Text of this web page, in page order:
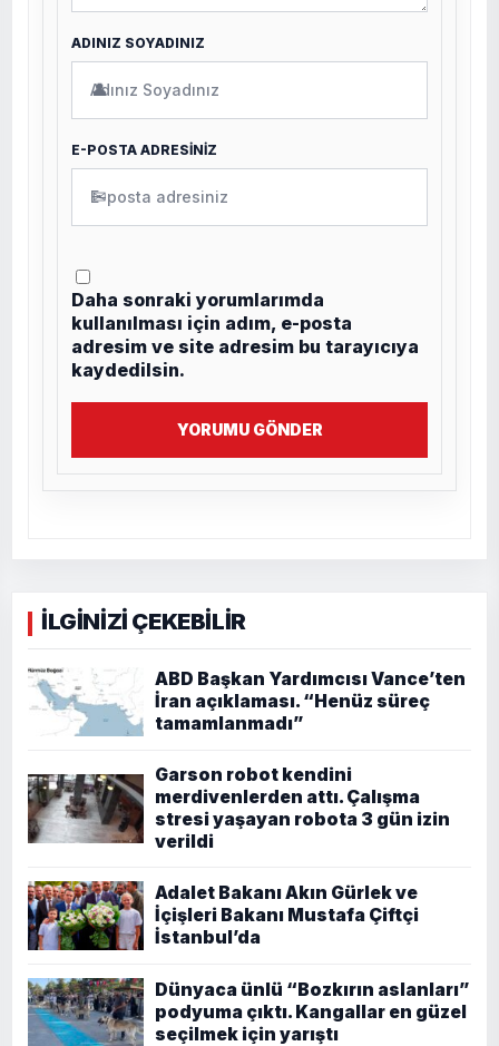
ADINIZ SOYADINIZ
👤
E-POSTA ADRESİNİZ
✉
Daha sonraki yorumlarımda
kullanılması için adım, e-posta
adresim ve site adresim bu tarayıcıya
kaydedilsin.
YORUMU GÖNDER
İLGİNİZİ ÇEKEBİLİR
ABD Başkan Yardımcısı Vance’ten
İran açıklaması. “Henüz süreç
tamamlanmadı”
Garson robot kendini
merdivenlerden attı. Çalışma
stresi yaşayan robota 3 gün izin
verildi
Adalet Bakanı Akın Gürlek ve
İçişleri Bakanı Mustafa Çiftçi
İstanbul’da
Dünyaca ünlü “Bozkırın aslanları”
podyuma çıktı. Kangallar en güzel
seçilmek için yarıştı